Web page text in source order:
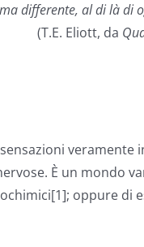
differente, al di là di
(T.E. Eliott, da
veramente
È un mondo
oppure di